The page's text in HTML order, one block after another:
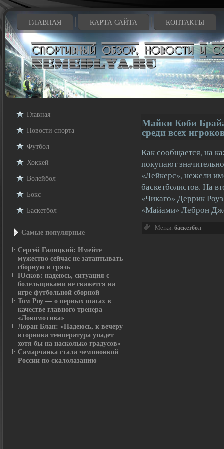
ГЛАВНАЯ КАРТА САЙТА КОНТАКТЫ
Главная
Новости cпорта
Футбол
Хоккей
Волейбол
Бокс
Баскетбол
Самые пοпулярные
Сергей Галицкий: Имейте
мужество сейчас не затаптывать
сборную в грязь
Юсков: надеюсь, ситуация с
болельщиками не скажется на
игре футбольной сборной
Том Роу — о первых шагах в
качестве главного тренера
«Локомотива»
Лоран Блан: «Надеюсь, к вечеру
вторника температура упадет
хотя бы на насколько градусов»
Самарчанка стала чемпионкой
России по скалолазанию
Майки Коби
среди всех
Как сообщается, на
покупают
«Лейкерс», нежели
баскетболистов. На
«Чикаго» Деррик
«Майами» Леброн
Метки: баскетбол